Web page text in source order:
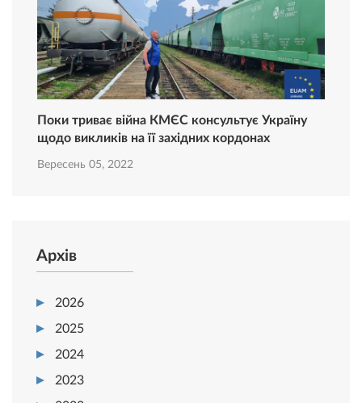
Поки триває війна КМЄС консультує Україну
щодо викликів на її західних кордонах
Вересень 05, 2022
Архів
2026
2025
2024
2023